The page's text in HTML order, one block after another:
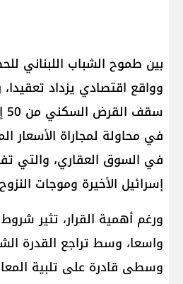
بين طموح الشباب اللبناني
وواقع اقتصادي يزداد
في محاولة لمجاراة الأسعار
في السوق العقاري، والتي
إسرائيل الأخيرة وموجات
ورغم أهمية القرار، تثير
واسعا، وسط تراجع القدرة
وسطى قادرة على تلبية